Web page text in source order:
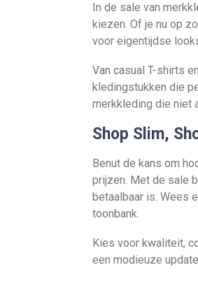
In de sale van
kiezen. Of je nu op
voor eigentijdse
Van casual T-shirts
kledingstukken die
merkkleding die niet
Shop Slim,
Benut de kans om
prijzen. Met de sale
betaalbaar is. Wees
toonbank.
Kies voor kwaliteit,
een modieuze